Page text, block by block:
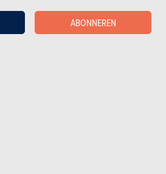
ABONNEREN
video